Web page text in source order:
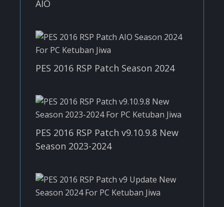
AIO
PES 2016 RSP Patch Season 2024
PES 2016 RSP Patch v9.10.9.8 New
Season 2023-2024